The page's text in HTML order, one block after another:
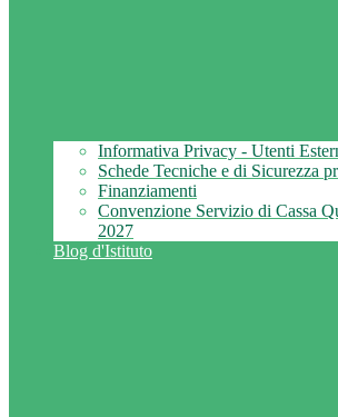
Informativa Privacy - Utenti
Schede Tecniche e di Sicurezza
Finanziamenti
Convenzione Servizio di Cassa
2027
Blog d'Istituto